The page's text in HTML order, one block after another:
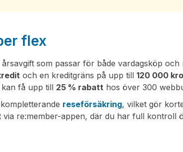
flex
som passar för både vardagsköp och
och en kreditgräns på upp till120 000
kan få upp till 25 % rabatt hos över 300
reseförsäkring, vilket gör
re:member-appen, där du har full kontroll